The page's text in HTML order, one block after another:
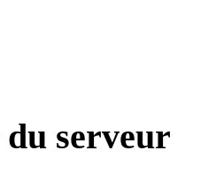
serveur